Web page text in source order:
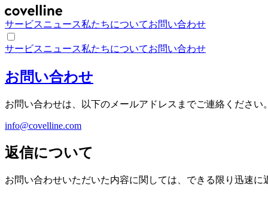
サービスニュース私たちについてお問い合わせ
サービスニュース私たちについてお問い合わせ
お問い合わせ
お問い合わせは、以下のメールアドレスまでご連絡ください。
info@covelline.com
返信について
お問い合わせいただいた内容に関しては、できる限り迅速